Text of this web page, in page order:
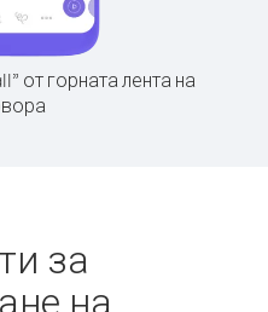
от горната лента на
за
на